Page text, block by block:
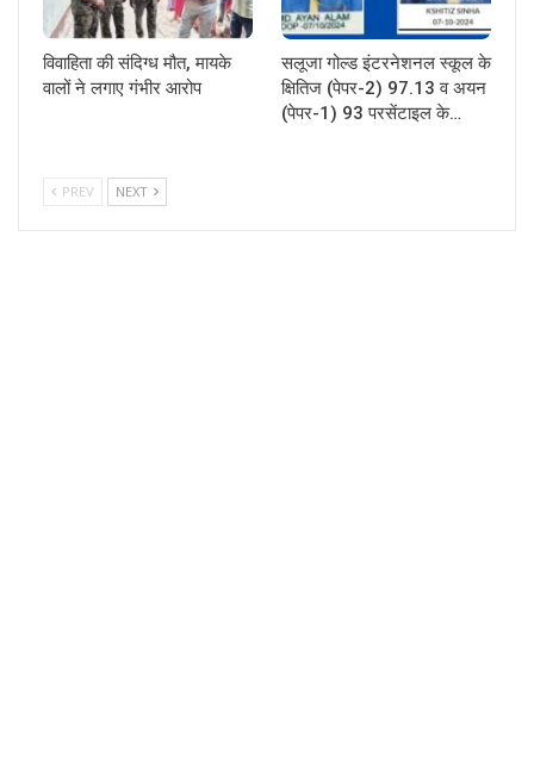
विवाहिता की संदिग्ध मौत, मायके
वालों ने लगाए गंभीर आरोप
सलूजा गोल्ड इंटरनेशनल स्कूल के
क्षितिज (पेपर-2) 97.13 व अयन
(पेपर-1) 93 परसेंटाइल के…
PREV NEXT